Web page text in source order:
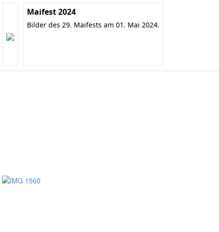
Maifest 2024
Bilder des 29. Maifests am 01. Mai 2024.